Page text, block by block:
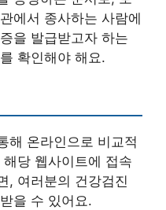
에서 종사하는 사람에
을 발급받고자 하는
확인해야 해요.
해 온라인으로 비교적
당 웹사이트에 접속
, 여러분의 건강검진
을 수 있어요.